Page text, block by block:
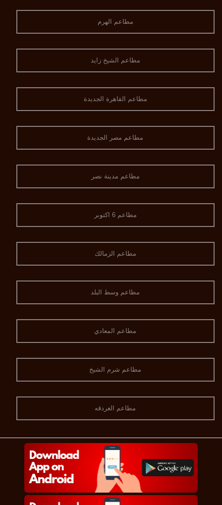
مطاعم الهرم
مطاعم الشيخ زايد
مطاعم القاهرة الجديدة
مطاعم مصر الجديدة
مطاعم مدينة نصر
مطاعم 6 اكتوبر
مطاعم الزمالك
مطاعم وسط البلد
مطاعم المعادي
مطاعم شرم الشيخ
مطاعم الغردقه